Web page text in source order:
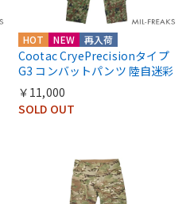
HOT NEW 再入荷
Cootac CryePrecisionタイプ
G3 コンバットパンツ 陸自迷彩
￥11,000
SOLD OUT